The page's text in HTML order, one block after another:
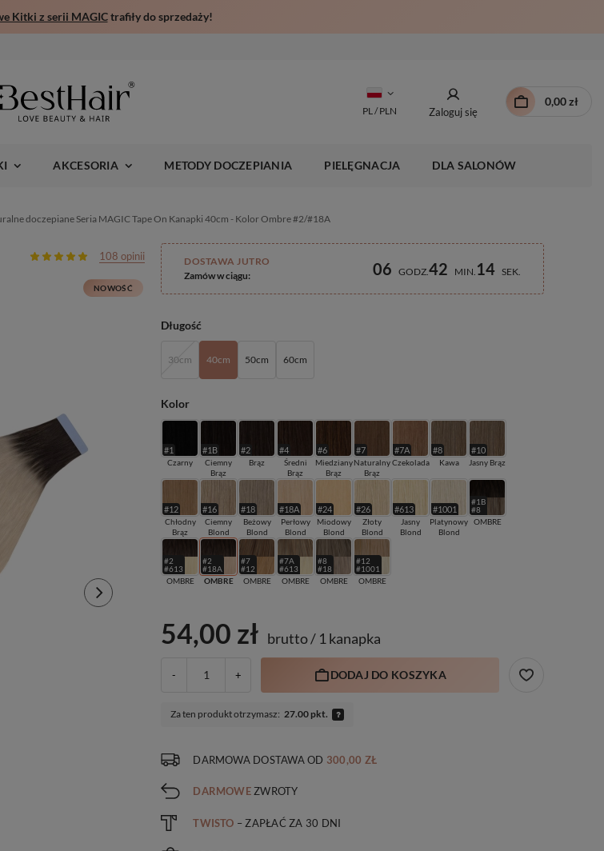
Kitki z serii MAGICtrafiły do sprzedaży!
PL / PLN Zaloguj się
0,00 zł
AKCESORIA METODY DOCZEPIANIA PIELĘGNACJA DLA SALONÓW
doczepiane Seria MAGIC Tape On Kanapki 40cm - Kolor Ombre #2/#18A
108 opinii
NOWOŚĆ
DOSTAWA JUTRO
Zamów w ciągu:
06 GODZ 42 MIN 13 SEK
Długość
30cm 40cm 50cm 60cm
Kolor
#1
Czarny
#1B
Ciemny
Brąz
#2
Brąz
#4
Średni
Brąz
#6
Miedziany
Brąz
#7
Naturalny
Brąz
#7A
Czekolada
#8
Kawa
#10
Jasny Brąz
#12
Chłodny
Brąz
#16
Ciemny
Blond
#18
Beżowy
Blond
#18A
Perłowy
Blond
#24
Miodowy
Blond
#26
Złoty
Blond
#613
Jasny
Blond
#1001
Platynowy
Blond
#1B
#8
OMBRE
#2
#613
OMBRE
#2
#18A
OMBRE
#7
#12
OMBRE
#7A
#613
OMBRE
#8
#18
OMBRE
#12
#1001
OMBRE
54,00 zł brutto/ 1 kanapka
- + DODAJ DO KOSZYKA
Za ten produkt otrzymasz: 27.00 pkt.
DARMOWA DOSTAWAOD 300,00 ZŁ
DARMOWEZWROTY
TWISTO – ZAPŁAĆ ZA 30 DNI